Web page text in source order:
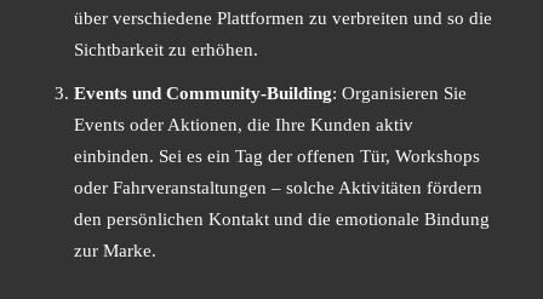
über verschiedene Plattformen zu verbreiten und so die
Sichtbarkeit zu erhöhen.
Events und Community-Building: Organisieren Sie
Events oder Aktionen, die Ihre Kunden aktiv
einbinden. Sei es ein Tag der offenen Tür, Workshops
oder Fahrveranstaltungen – solche Aktivitäten fördern
den persönlichen Kontakt und die emotionale Bindung
zur Marke.